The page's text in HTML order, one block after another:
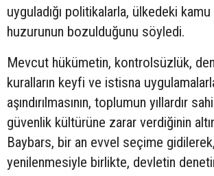
uyguladığı politikalarla, ülkedeki
huzurunun bozulduğunu söyledi.
Mevcut hükümetin, kontrolsüzlük,
kuralların keyfi ve istisna
aşındırılmasının, toplumun yıllardır
güvenlik kültürüne zarar verdiğinin
Baybars, bir an evvel seçime
yenilenmesiyle birlikte, devletin